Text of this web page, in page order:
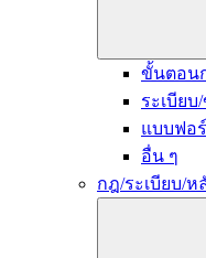
ขั้นตอน
ระเบีย
แบบฟอ
อื่น ๆ
กฎ/ระเบียบ/